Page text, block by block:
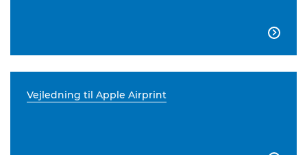

Vejledning til Apple Airprint